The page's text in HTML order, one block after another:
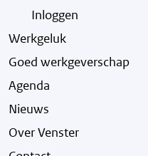
Inloggen
Werkgeluk
Goed werkgeverschap
Agenda
Nieuws
Over Venster